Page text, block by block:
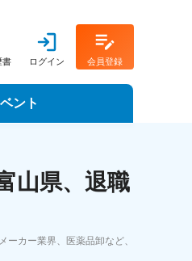
書 ログイン 会員登録
ント
山県、退職
カー業界、医薬品卸など、